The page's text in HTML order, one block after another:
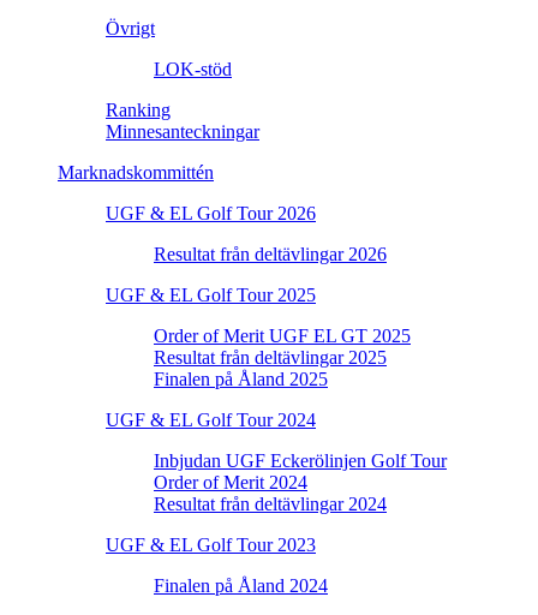
Övrigt
LOK-stöd
Ranking
Minnesanteckningar
Marknadskommittén
UGF & EL Golf Tour 2026
Resultat från deltävlingar 2026
UGF & EL Golf Tour 2025
Order of Merit UGF EL GT 2025
Resultat från deltävlingar 2025
Finalen på Åland 2025
UGF & EL Golf Tour 2024
Inbjudan UGF Eckerölinjen Golf Tour
Order of Merit 2024
Resultat från deltävlingar 2024
UGF & EL Golf Tour 2023
Finalen på Åland 2024